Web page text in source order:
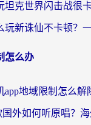
怎么办